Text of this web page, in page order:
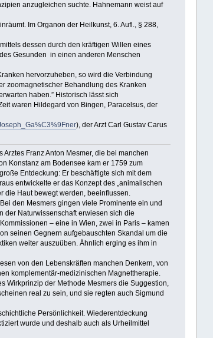
anzugleichen suchte. Hahnemann weist auf
Im Organon der Heilkunst, 6. Aufl., § 288,
dessen durch den kräftigen Willen eines
Gesunden in einen anderen Menschen
hervorzuheben, so wird die Verbindung
zoomagnetischer Behandlung des Kranken
haben.” Historisch lässt sich
waren Hildegard von Bingen, Paracelsus, der
), der Arzt Carl Gustav Carus
Franz Anton Mesmer, die bei manchen
Konstanz am Bodensee kam er 1759 zum
Entdeckung: Er beschäftigte sich mit dem
entwickelte er das Konzept des „animalischen
die Haut bewegt werden, beeinflussen.
den Mesmers gingen viele Prominente ein und
der Naturwissenschaft erwiesen sich die
– eine in Wien, zwei in Paris – kamen
seinen Gegnern aufgebauschten Skandal um die
weiter auszuüben. Ähnlich erging es ihm in
von den Lebenskräften manchen Denkern, von
komplementär-medizinischen Magnettherapie.
Wirkprinzip der Methode Mesmers die Suggestion,
real zu sein, und sie regten auch Sigmund
Persönlichkeit. Wiederentdeckung
wurde und deshalb auch als Urheilmittel